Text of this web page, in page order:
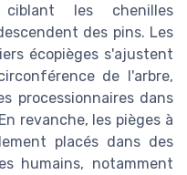
les chenilles
des pins. Les
écopièges s'ajustent
de l'arbre,
processionnaires dans
revanche, les pièges à
placés dans des
humains, notamment